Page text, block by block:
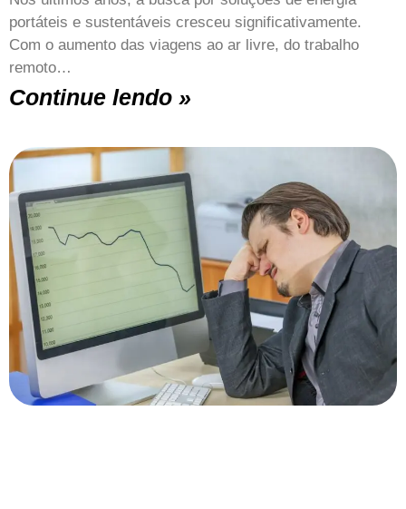
portáteis e sustentáveis cresceu significativamente.
Com o aumento das viagens ao ar livre, do trabalho
remoto…
Continue lendo »